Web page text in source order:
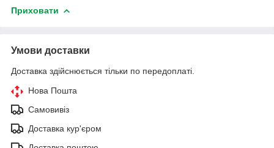
Приховати
Умови доставки
Доставка здійснюється тільки по передоплаті.
Нова Пошта
Самовивіз
Доставка кур'єром